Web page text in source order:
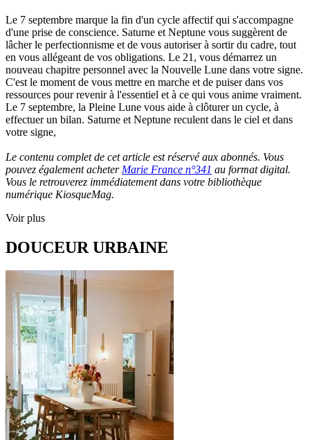
Le 7 septembre marque la fin d'un cycle affectif qui s'accompagne
d'une prise de conscience. Saturne et Neptune vous suggèrent de
lâcher le perfectionnisme et de vous autoriser à sortir du cadre, tout
en vous allégeant de vos obligations. Le 21, vous démarrez un
nouveau chapitre personnel avec la Nouvelle Lune dans votre signe.
C'est le moment de vous mettre en marche et de puiser dans vos
ressources pour revenir à l'essentiel et à ce qui vous anime vraiment.
Le 7 septembre, la Pleine Lune vous aide à clôturer un cycle, à
effectuer un bilan. Saturne et Neptune reculent dans le ciel et dans
votre signe,
Le contenu complet de cet article est réservé aux abonnés. Vous
pouvez également acheter Marie France n°341 au format digital.
Vous le retrouverez immédiatement dans votre bibliothèque
numérique KiosqueMag.
Voir plus
DOUCEUR URBAINE